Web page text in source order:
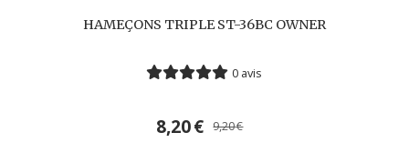
HAMEÇONS TRIPLE ST-36BC OWNER
0 avis
8,20€ 9,20€